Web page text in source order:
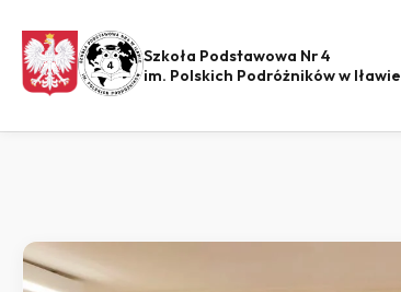
Szkoła Podstawowa Nr 4
im. Polskich Podróżników w Iławie